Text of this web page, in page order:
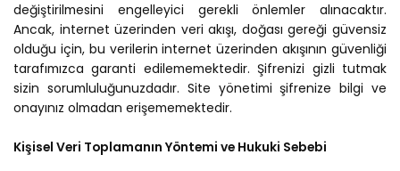
değiştirilmesini engelleyici gerekli önlemler alınacaktır.
Ancak, internet üzerinden veri akışı, doğası gereği güvensiz
olduğu için, bu verilerin internet üzerinden akışının güvenliği
tarafımızca garanti edilememektedir. Şifrenizi gizli tutmak
sizin sorumluluğunuzdadır. Site yönetimi şifrenize bilgi ve
onayınız olmadan erişememektedir.
Kişisel Veri Toplamanın Yöntemi ve Hukuki Sebebi